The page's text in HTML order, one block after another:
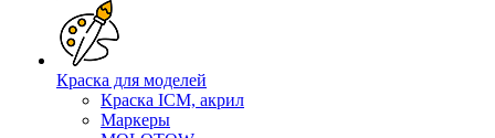
Краска для моделей
Краска ICM, акрил
Маркеры